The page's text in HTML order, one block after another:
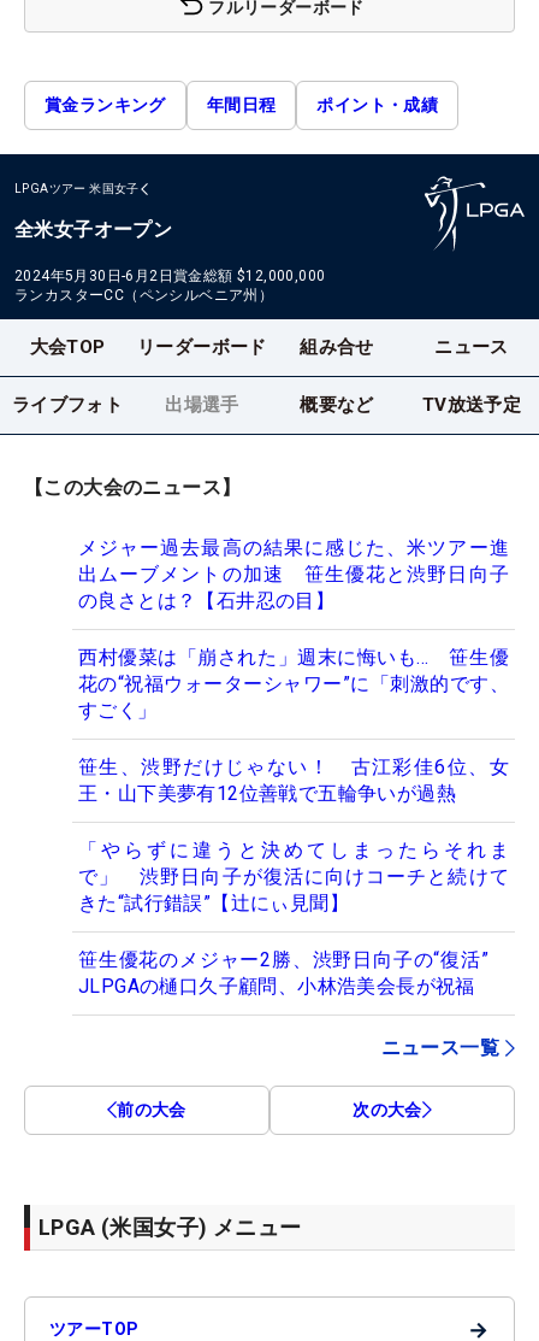
フルリーダーボード
賞金ランキング 年間日程 ポイント・成績
LPGAツアー 米国女子
全米女子オープン
2024年5月30日-6月2日賞金総額 $12,000,000
ランカスターCC（ペンシルベニア州）
大会TOP リーダーボード 組み合せ ニュース
ライブフォト 出場選手 概要など TV放送予定
【この大会のニュース】
メジャー過去最高の結果に感じた、米ツアー進
出ムーブメントの加速 笹生優花と渋野日向子
の良さとは？【石井忍の目】
西村優菜は「崩された」週末に悔いも… 笹生優
花の“祝福ウォーターシャワー”に「刺激的です、
すごく」
笹生、渋野だけじゃない！ 古江彩佳6位、女
王・山下美夢有12位善戦で五輪争いが過熱
「やらずに違うと決めてしまったらそれま
で」 渋野日向子が復活に向けコーチと続けて
きた“試行錯誤”【辻にぃ見聞】
笹生優花のメジャー2勝、渋野日向子の“復活”
JLPGAの樋口久子顧問、小林浩美会長が祝福
ニュース一覧
前の大会 次の大会
LPGA (米国女子) メニュー
ツアーTOP →